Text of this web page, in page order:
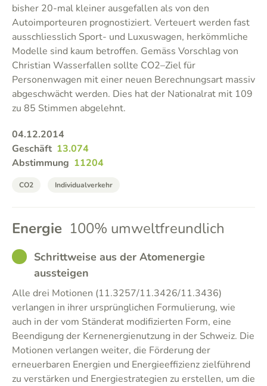
bisher 20-mal kleiner ausgefallen als von den
Autoimporteuren prognostiziert. Verteuert werden fast
ausschliesslich Sport- und Luxuswagen, herkömmliche
Modelle sind kaum betroffen. Gemäss Vorschlag von
Christian Wasserfallen sollte CO2–Ziel für
Personenwagen mit einer neuen Berechnungsart massiv
abgeschwächt werden. Dies hat der Nationalrat mit 109
zu 85 Stimmen abgelehnt.
04.12.2014
Geschäft 13.074
Abstimmung 11204
CO2 Individualverkehr
Energie 100% umweltfreundlich
GOODSchrittweise aus der Atomenergie
aussteigen
Alle drei Motionen (11.3257/11.3426/11.3436)
verlangen in ihrer ursprünglichen Formulierung, wie
auch in der vom Ständerat modifizierten Form, eine
Beendigung der Kernenergienutzung in der Schweiz. Die
Motionen verlangen weiter, die Förderung der
erneuerbaren Energien und Energieeffizienz zielführend
zu verstärken und Energiestrategien zu erstellen, um die